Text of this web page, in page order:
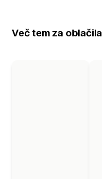
Več tem za oblačila